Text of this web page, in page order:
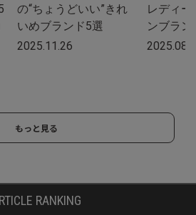
の“ちょうどいい”きれ
いめブランド5選
2025.11.26
レディ
ンブラ
もっと見る
RANKING